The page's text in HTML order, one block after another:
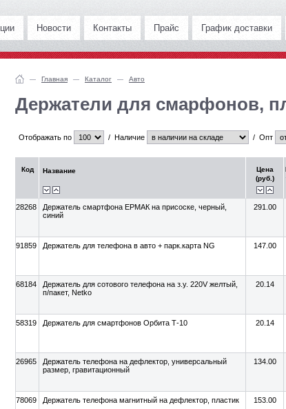
Новости Контакты Прайс График доставки
Главная Каталог Авто
Держатели для смарфонов,
Отображать по / Наличие / Опт
Код Название
Цена
(руб.)
28268
Держатель смартфона ЕРМАК на присоске, черный,
синий
291.00
91859 Держатель для телефона в авто + парк.карта NG 147.00
68184
Держатель для сотового телефона на з.у. 220V желтый,
п/пакет, Netko
20.14
58319 Держатель для смартфонов Орбита Т-10 20.14
26965
Держатель телефона на дефлектор, универсальный
размер, гравитационный
134.00
78069 Держатель телефона магнитный на дефлектор, пластик 153.00